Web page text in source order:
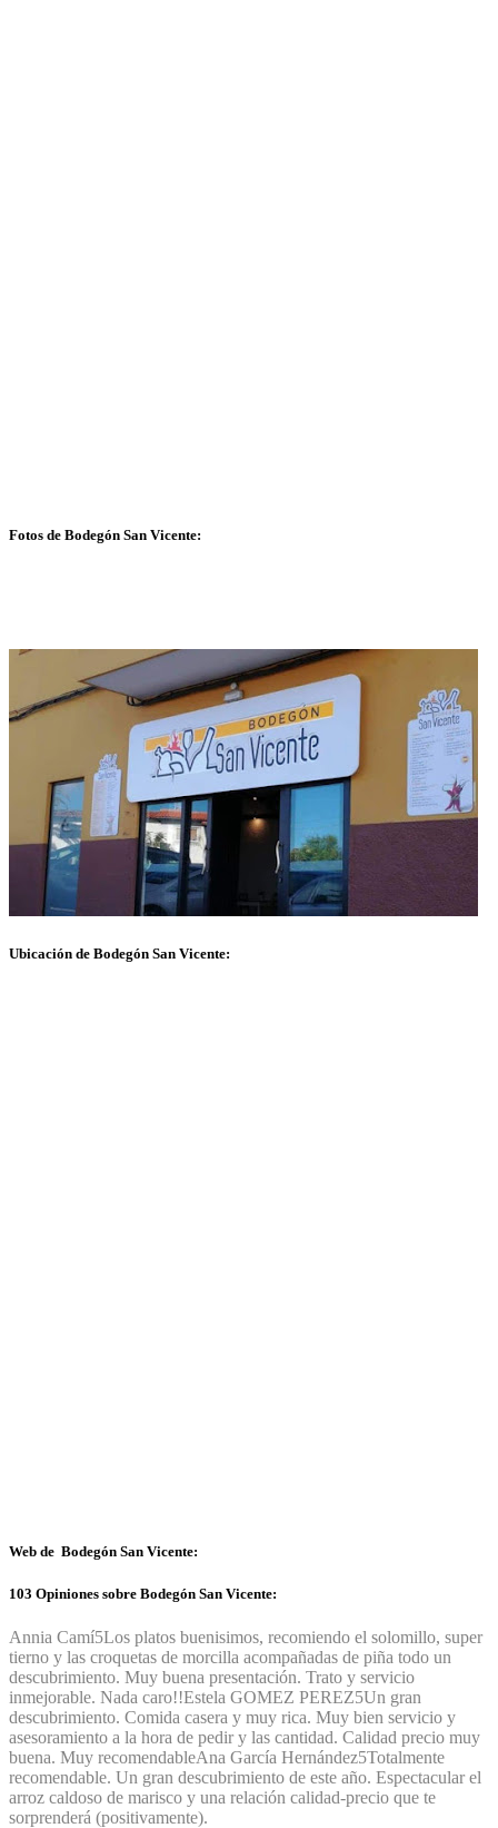
Fotos de Bodegón San Vicente:
Ubicación de Bodegón San Vicente:
Web de Bodegón San Vicente:
103 Opiniones sobre Bodegón San Vicente:
Annia Camí5Los platos buenisimos, recomiendo el solomillo, super
tierno y las croquetas de morcilla acompañadas de piña todo un
descubrimiento. Muy buena presentación. Trato y servicio
inmejorable. Nada caro!!Estela GOMEZ PEREZ5Un gran
descubrimiento. Comida casera y muy rica. Muy bien servicio y
asesoramiento a la hora de pedir y las cantidad. Calidad precio muy
buena. Muy recomendableAna García Hernández5Totalmente
recomendable. Un gran descubrimiento de este año. Espectacular el
arroz caldoso de marisco y una relación calidad-precio que te
sorprenderá (positivamente).